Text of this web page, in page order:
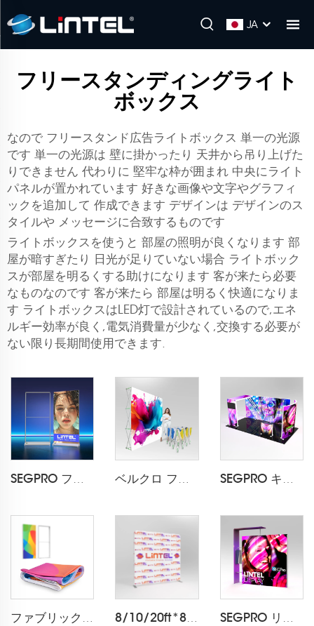
JA
フリースタンディングライト
ボックス
なので フリースタンド広告ライトボックス 単一の光源
です 単一の光源は 壁に掛かったり 天井から吊り上げた
りできません 代わりに 堅牢な枠が囲まれ 中央にライト
パネルが置かれています 好きな画像や文字やグラフィ
ックを追加して 作成できます デザインは デザインのス
タイルや メッセージに合致するものです
ライトボックスを使うと 部屋の照明が良くなります 部
屋が暗すぎたり 日光が足りていない場合 ライトボック
スが部屋を明るくする助けになります 客が来たら必要
なものなのです 客が来たら 部屋は明るく快適になりま
す ライトボックスはLED灯で設計されているので,エネ
ルギー効率が良く,電気消費量が少なく,交換する必要が
ない限り長期間使用できます.
SEGPRO ファブリック 充電式ライトボックスディスプレイ LT-ALF85-T3 ベルクロ ファブリック ポップアップディスプレイ LT-09L2-A SEGPRO キャビネット & TV 3*6 ブース
ファブリック ライトボックス印刷 8/10/20ft*8ft ピロケースバックドロップ LT-24Q1 SEGPRO リテールライトボックスブース